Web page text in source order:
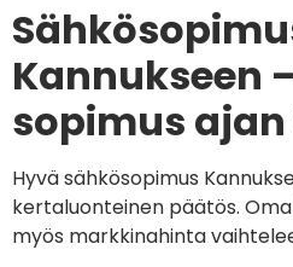
Kannukseen
sopimus
Hyvä sähkösopimus
kertaluonteinen päätös.
myös markkinahinta